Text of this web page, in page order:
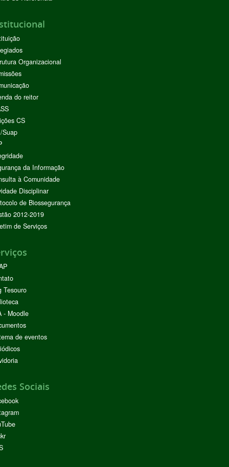
Organizacional
do reitor
CS
Suap
da Informação
à Comunidade
Disciplinar
de Biossegurança
2012-2019
de Serviços
Tesouro
- Moodle
de eventos
Sociais